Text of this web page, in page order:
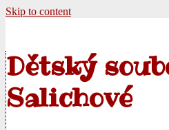
Skip to content
Dětský
Salichové